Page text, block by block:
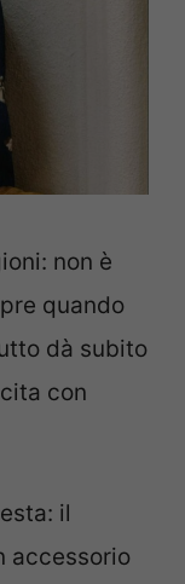
non è
quando
dà subito
con
il
accessorio